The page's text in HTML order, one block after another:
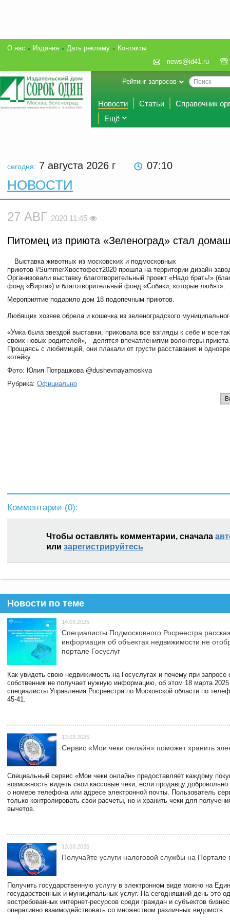
О нас Издания Дать рекламу
Контакты
news@id41.ru
Рейтинг запросов
Новости Статьи
Справочник
Ещё
сегодня: 7 августа 2026 г 07:10
НОВОСТИ
27 АВГ 2020 11:45
Питомец из приюта «Зеленоград» стал
Выставка животных из московских и подмосковных
приютов #SummerХвостофест2020 прошла на территории дизайн-
Организовали выставку благотворительный проект «Надо брать!»
фонд «Вирта») и благотворительный фонд «Собаки, которые любят».
Мероприятие подарило дом 18 подопечным приютов.
Любящих хозяев обрела и кошечка из зеленоградского
«Умка была звездой выставки, приковала все взгляды к себе и все-
своих новых родителей», - делятся впечатлениями волонтеры
Прощаясь с любимицей, они плакали от грусти расставания и
котейку.
Фото: Юлия Потрашкова @dushevnayamoskva
Рубрика: Официально
Комментарии (0):
Чтобы оставлять комментарии, сначала
или зарегистрируйтесь
Новости по теме
14.03.2025
Специалисты Подмосковного Росреестра
информация об объектах недвижимости не
портале Госуслуг
Как увидеть свою недвижимость на Госуслугах и почему при запросе
собственник не получает нужную информацию, об этом 18 марта 2025
специалисты Управления Росреестра по Московской области по
45-41.
13.03.2025
Сервис «Мои чеки онлайн» поможет хранить
Специальный сервис «Мои чеки онлайн» предоставляет каждому
возможность видеть свои кассовые чеки, если продавцу
о номере телефона или адресе электронной почты. Пользователь
только контролировать свои расчеты, но и хранить чеки для
вычетов.
13.03.2025
Получайте услуги налоговой службы на Портале
Получить государственную услугу в электронном виде можно на
государственных и муниципальных услуг. На сегодняшний день это
востребованных интернет-ресурсов среди граждан и субъектов
оперативно взаимодействовать со множеством различных ведомств.